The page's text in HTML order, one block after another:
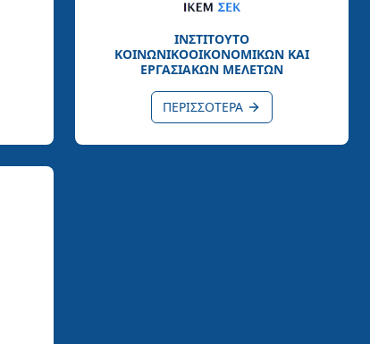
ΙΝΣΤΙΤΟΥΤΟ
ΚΟΙΝΩΝΙΚΟΟΙΚΟΝΟΜΙΚΩΝ ΚΑΙ
ΕΡΓΑΣΙΑΚΩΝ ΜΕΛΕΤΩΝ
ΠΕΡΙΣΣΟΤΕΡΑ